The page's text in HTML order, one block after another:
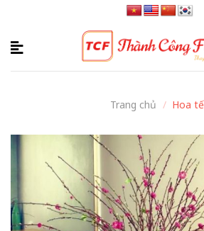
content
Trang chủ / Hoa